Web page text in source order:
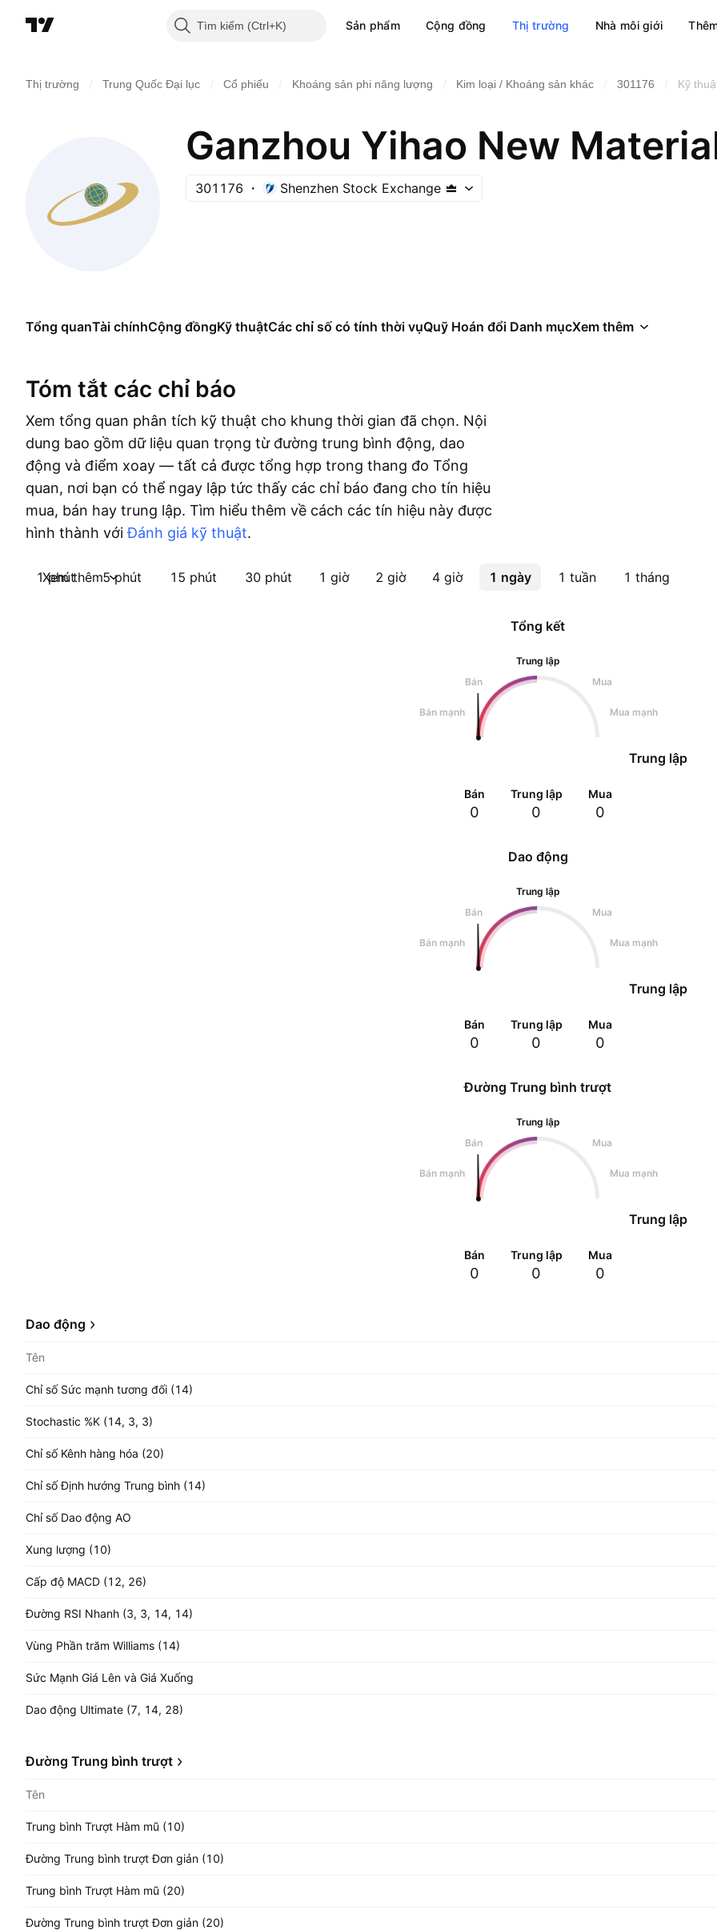
Tìm kiếm Sản phẩm Cộng đồng Thị trường Nhà môi giới
Thị trường Trung Quốc Đại lục Cổ phiếu Khoáng sản phi năng lượng Kim loại / Khoáng sản khác 301176 Kỹ
301176 Shenzhen Stock Exchange
Tổng quanTài chínhCộng đồngKỹ thuậtCác chỉ số có tính thời vụQuỹ Hoán đổi Danh mụcXem thêm
Tóm tắt các chỉ báo
Xem tổng quan phân tích kỹ thuật cho khung thời gian đã chọn. Nội
dung bao gồm dữ liệu quan trọng từ đường trung bình động, dao
động và điểm xoay — tất cả được tổng hợp trong thang đo Tổng
quan, nơi bạn có thể ngay lập tức thấy các chỉ báo đang cho tín hiệu
mua, bán hay trung lập. Tìm hiểu thêm về cách các tín hiệu này được
hình thành vớiĐánh giá kỹ thuật.
1 phút 5 phút 15 phút 30 phút 1 giờ 2 giờ 4 giờ 1 ngày 1 tuần 1 tháng
Xem thêm
Dao động
Trung lập
Bán
Mua
Bán mạnh Mua mạnh
Trung lập
Bán
0
Trung lập
0
Mua
0
Tổng kết
Trung lập
Bán
Mua
Bán mạnh Mua mạnh
Trung lập
Bán
0
Trung lập
0
Mua
0
Đường Trung bình trượt
Trung lập
Bán
Mua
Bán mạnh Mua mạnh
Trung lập
Bán
0
Trung lập
0
Mua
0
Dao động
Tên
Chỉ số Sức mạnh tương đối (14)
Stochastic %K (14, 3, 3)
Chỉ số Kênh hàng hóa (20)
Chỉ số Định hướng Trung bình (14)
Chỉ số Dao động AO
Xung lượng (10)
Cấp độ MACD (12, 26)
Đường RSI Nhanh (3, 3, 14, 14)
Vùng Phần trăm Williams (14)
Sức Mạnh Giá Lên và Giá Xuống
Dao động Ultimate (7, 14, 28)
Đường Trung bình trượt
Tên
Trung bình Trượt Hàm mũ (10)
Đường Trung bình trượt Đơn giản (10)
Trung bình Trượt Hàm mũ (20)
Đường Trung bình trượt Đơn giản (20)